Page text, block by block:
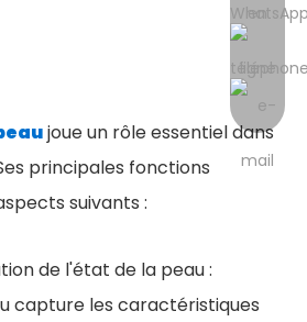
joue un rôle essentiel dans
principales fonctions
suivants :
de l'état de la peau :
capture les caractéristiques